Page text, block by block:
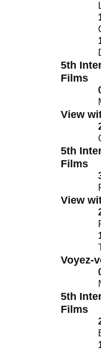
5th
Films
View
5th
Films
View
Voyez-
5th
Films